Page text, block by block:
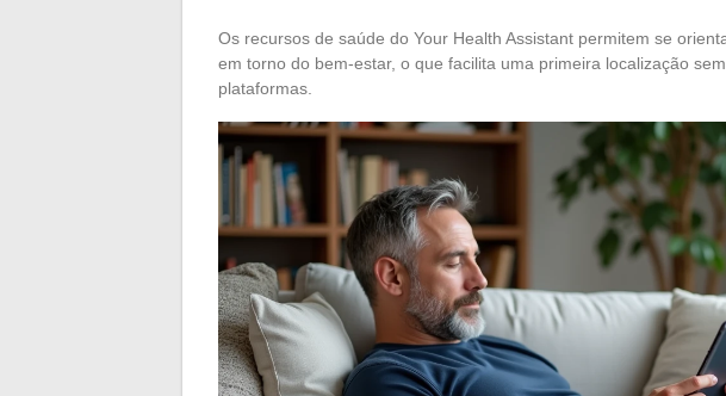
Os recursos de saúde do Your Health Assistant permitem se
em torno do bem-estar, o que facilita uma primeira localização
plataformas.